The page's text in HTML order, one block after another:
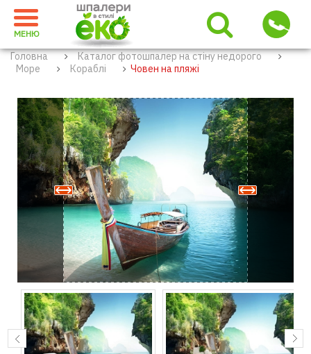
МЕНЮ
Головна
Каталог фотошпалер на стіну недорого
Море
Кораблі Човен на пляжі